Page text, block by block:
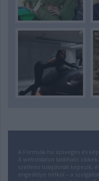
A Formula.hu szöveges és
A weboldalon található
szellemi tulajdonát képezik,
engedélye nélkül – a